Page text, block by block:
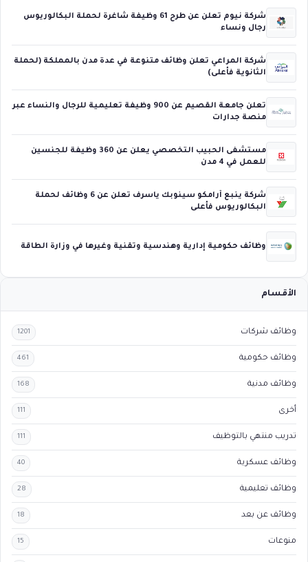
شركة نيوم تعلن عن طرح 61 وظيفة شاغرة لحملة البكالوريوس
رجال ونساء
شركة المراعي تعلن وظائف متنوعة في عدة مدن بالمملكة (لحملة
الثانوية فأعلى)
تعلن جامعة القصيم عن 900 وظيفة تعليمية للرجال والنساء عبر
منصة جدارات
مستشفى الحبيب التخصصي يعلن عن 360 وظيفة للجنسين
للعمل في 4 مدن
شركة ينبع أرامكو سينوبك ياسرف تعلن عن 6 وظائف لحملة
البكالوريوس فأعلى
وظائف حكومية إدارية وهندسية وتقنية وغيرها في وزارة الطاقة
الأقسام
وظائف شركات 1201
وظائف حكومية 461
وظائف مدنية 168
أخرى 111
تدريب منتهي بالتوظيف 111
وظائف عسكرية 40
وظائف تعليمية 28
وظائف عن بعد 18
منوعات 15